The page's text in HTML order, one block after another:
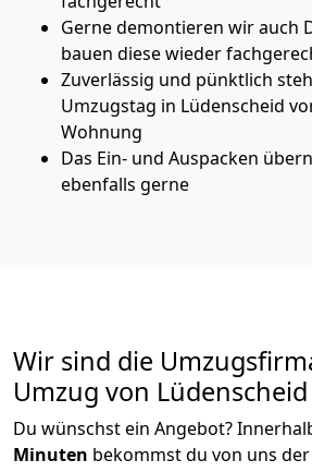
Gerne demontieren wir auch
bauen diese wieder
Zuverlässig und pünktlich
Umzugstag in Lüdenscheid
Wohnung
Das Ein- und Auspacken
ebenfalls gerne
Wir sind die
Umzug von
Du wünschst ein Angebot?
Minuten bekommst du von uns